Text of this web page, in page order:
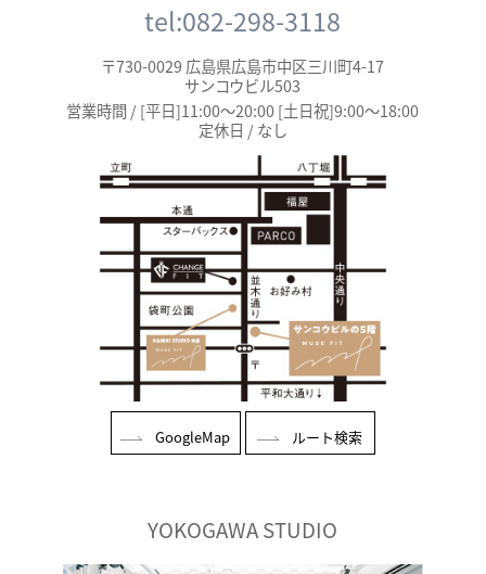
tel:082-298-3118
〒730-0029 広島県広島市中区三川町4-17
サンコウビル503
営業時間 / [平日]11:00～20:00 [土日祝]9:00～18:00
定休日 / なし
GoogleMap ルート検索
YOKOGAWA STUDIO